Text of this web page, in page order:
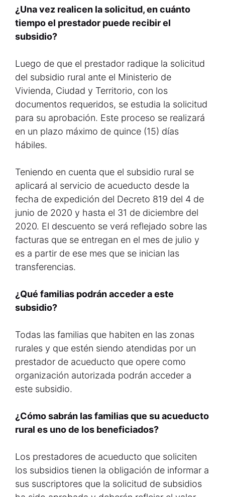
¿Una vez realicen la solicitud, en cuánto
tiempo el prestador puede recibir el
subsidio?
Luego de que el prestador radique la solicitud
del subsidio rural ante el Ministerio de
Vivienda, Ciudad y Territorio, con los
documentos requeridos, se estudia la solicitud
para su aprobación. Este proceso se realizará
en un plazo máximo de quince (15) días
hábiles.
Teniendo en cuenta que el subsidio rural se
aplicará al servicio de acueducto desde la
fecha de expedición del Decreto 819 del 4 de
junio de 2020 y hasta el 31 de diciembre del
2020. El descuento se verá reflejado sobre las
facturas que se entregan en el mes de julio y
es a partir de ese mes que se inician las
transferencias.
¿Qué familias podrán acceder a este
subsidio?
Todas las familias que habiten en las zonas
rurales y que estén siendo atendidas por un
prestador de acueducto que opere como
organización autorizada podrán acceder a
este subsidio.
¿Cómo sabrán las familias que su acueducto
rural es uno de los beneficiados?
Los prestadores de acueducto que soliciten
los subsidios tienen la obligación de informar a
sus suscriptores que la solicitud de subsidios